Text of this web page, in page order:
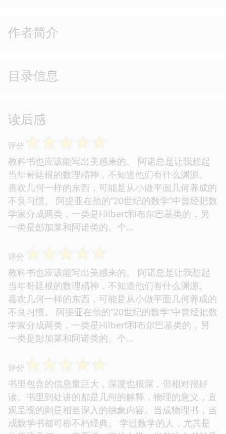
作者简介
目录信息
读后感
评分 ☆☆☆☆☆
教科书也应该能写出美感来的。 阿诺总是让我想起
当年哥廷根的数理精神，不知道他们有什么渊源。
喜欢几何一样的东西，可能是从小做平面几何养成的
不良习惯。 阿提亚在他的“20世纪的数学”中曾经把数
学家分成两类，一类是Hilbert和布尔巴基类的，另
一类是彭加莱和阿诺类的。个...
评分 ☆☆☆☆☆
教科书也应该能写出美感来的。 阿诺总是让我想起
当年哥廷根的数理精神，不知道他们有什么渊源。
喜欢几何一样的东西，可能是从小做平面几何养成的
不良习惯。 阿提亚在他的“20世纪的数学”中曾经把数
学家分成两类，一类是Hilbert和布尔巴基类的，另
一类是彭加莱和阿诺类的。个...
评分 ☆☆☆☆☆
书里包含的信息量巨大，深度也很深，但相对很好
读。书里到处讲的都是几何的解释，物理的意义，直
观呈现的则是相当深入的抽象内容。当成物理书，当
成数学书都可称不朽经典。 学过数学的人，尤其是